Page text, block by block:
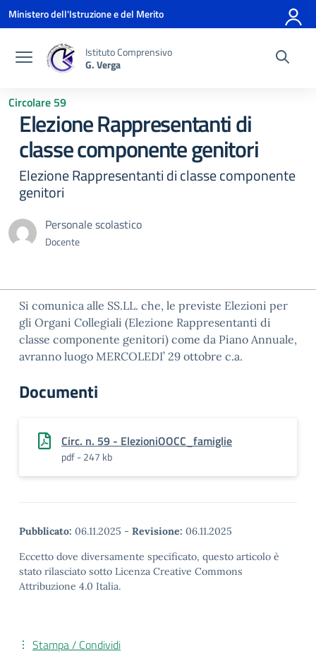
Vai ai contenuti
Vai al menu di navigazione
Vai al footer
Ministero dell'Istruzione e del Merito
Istituto Comprensivo
G. Verga
Circolare 59
Elezione Rappresentanti di
classe componente genitori
Elezione Rappresentanti di classe componente
genitori
Personale scolastico
Docente
Si comunica alle SS.LL. che, le previste Elezioni per
gli Organi Collegiali (Elezione Rappresentanti di
classe componente genitori) come da Piano Annuale,
avranno luogo MERCOLEDI’ 29 ottobre c.a.
Documenti
Circ. n. 59 - ElezioniOOCC_famiglie
pdf - 247 kb
Pubblicato: 06.11.2025 - Revisione: 06.11.2025
Eccetto dove diversamente specificato, questo articolo è
stato rilasciato sotto Licenza Creative Commons
Attribuzione 4.0 Italia.
Stampa / Condividi